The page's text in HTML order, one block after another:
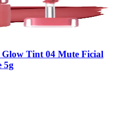
Tint 04 Mute Ficial
5g